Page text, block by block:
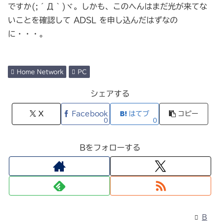
ですか(;´Д｀)ヾ。しかも、このへんはまだ光が来てな
いことを確認して ADSL を申し込んだはずなの
に・・・。
Home Network PC
シェアする
X Facebook
0
はてブ
0
コピー
Bをフォローする
B